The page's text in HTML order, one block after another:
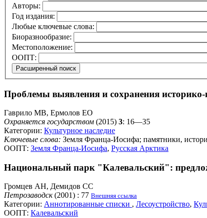
Авторы:
Год издания:
Любые ключевые слова:
Биоразнообразие:
Местоположение:
ООПТ:
Проблемы выявления и сохранения
Гаврило МВ, Ермолов ЕО
Охраняется государством (2015) 3: 16—35
Категории: Культурное наследие
Ключевые слова: Земля Франца-Иосифа; памятники,
ООПТ: Земля Франца-Иосифа, Русская Арктика
Национальный парк "Калевальский":
Громцев АН, Демидов СС
Петрозаводск(2001) : 77 Внешняя ссылка
Категории: Аннотированные списки , Лесоустройство,
ООПТ: Калевальский